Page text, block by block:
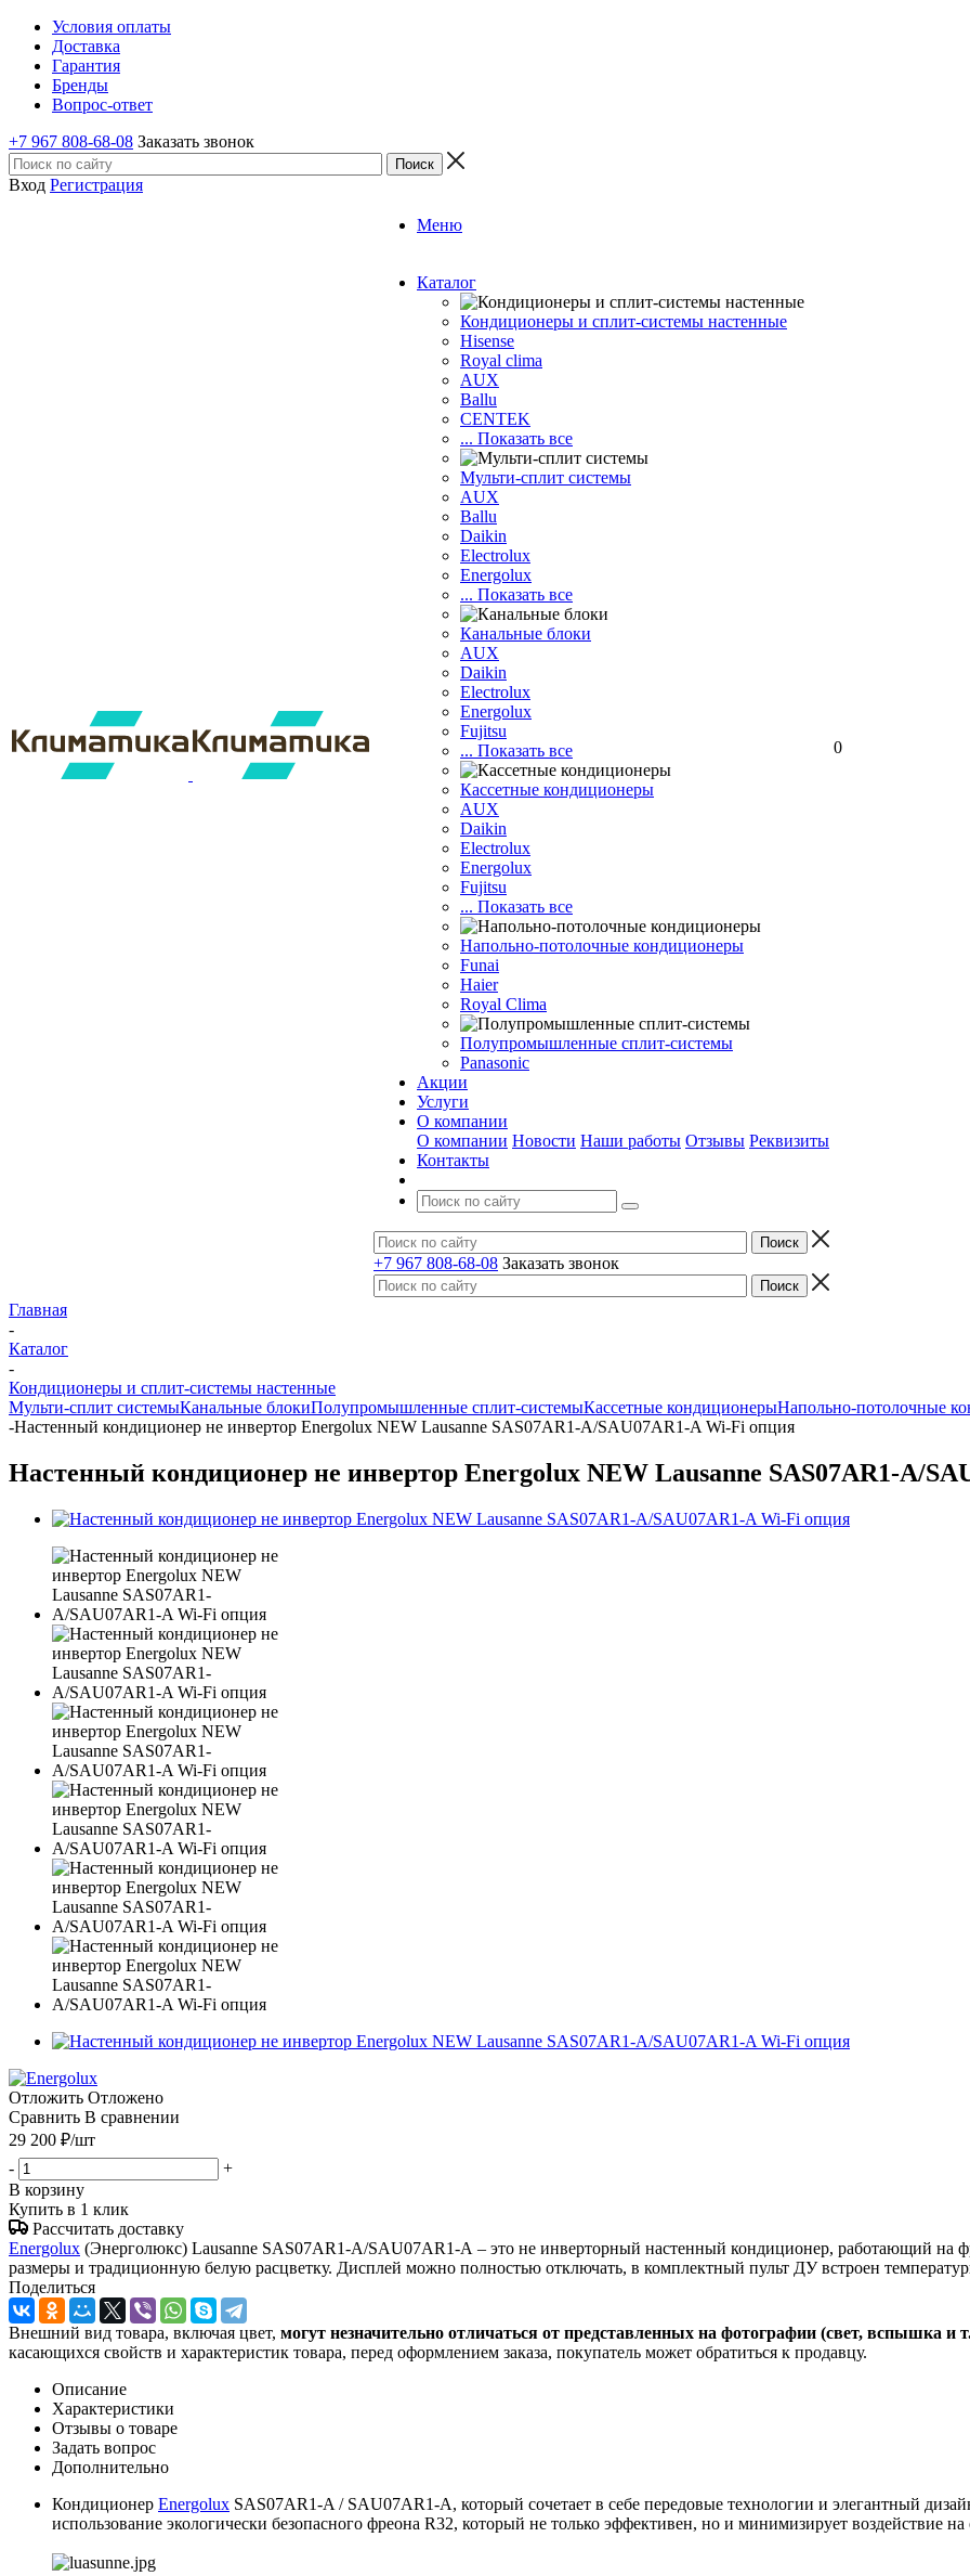
Условия оплаты
Доставка
Гарантия
Бренды
Вопрос-ответ
+7 967 808-68-08 Заказать звонок
Вход Регистрация
Меню
Каталог
Кондиционеры и сплит-системы настенные
Hisense
Royal clima
AUX
Ballu
CENTEK
... Показать все
Мульти-сплит системы
AUX
Ballu
Daikin
Electrolux
Energolux
... Показать все
Канальные блоки
AUX
Dаikin
Electrolux
Energolux
Fujitsu
... Показать все
Кассетные кондиционеры
AUX
Daikin
Electrolux
Energolux
Fujitsu
... Показать все
Напольно-потолочные кондиционеры
Funai
Haier
Royal Clima
Полупромышленные сплит-системы
Panasonic
Акции
Услуги
О компании
О компании Новости Наши работы Отзывы Реквизиты
Контакты
+7 967 808-68-08 Заказать звонок
0
Главная
-
Каталог
-
Кондиционеры и сплит-системы настенные
Мульти-сплит системыКанальные блокиПолупромышленные сплит-системыКассетные кондиционерыНапольно-потолочные
-Настенный кондиционер не инвертор Energolux NEW Lausanne SAS07AR1-A/SAU07AR1-A Wi-Fi опция
Настенный кондиционер не инвертор Energolux NEW Lausanne SAS07AR1-A/
Отложить Отложено
Сравнить В сравнении
29 200 ₽/шт
-
+
В корзину
Купить в 1 клик
Рассчитать доставку
Energolux (Энерголюкс) Lausanne SAS07AR1-A/SAU07AR1-A – это не инверторный настенный кондиционер, работающий на
размеры и традиционную белую расцветку. Дисплей можно полностью отключать, в комплектный пульт ДУ встроен
Поделиться
Внешний вид товара, включая цвет, могут незначительно отличаться от представленных на фотографии (свет, вспышка и
касающихся свойств и характеристик товара, перед оформлением заказа, покупатель может обратиться к продавцу.
Описание
Характеристики
Отзывы о товаре
Задать вопрос
Дополнительно
Кондиционер Energolux SAS07AR1-A / SAU07AR1-A, который сочетает в себе передовые технологии и элегантный
использование экологически безопасного фреона R32, который не только эффективен, но и минимизирует воздействие